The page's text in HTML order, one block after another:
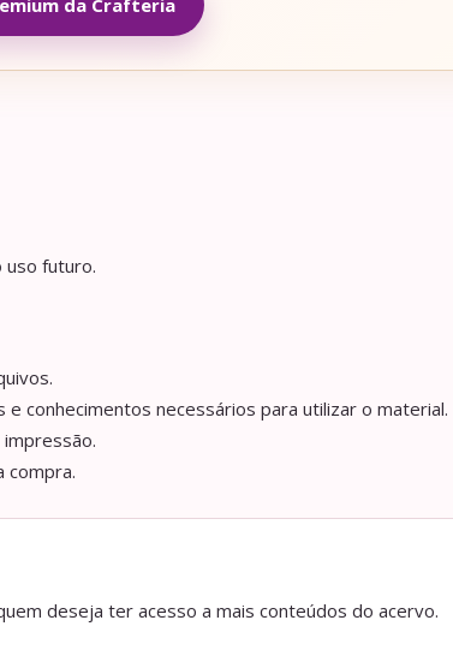
da Crafteria
uso futuro.
conhecimentos necessários para utilizar o material.
compra.
deseja ter acesso a mais conteúdos do acervo.